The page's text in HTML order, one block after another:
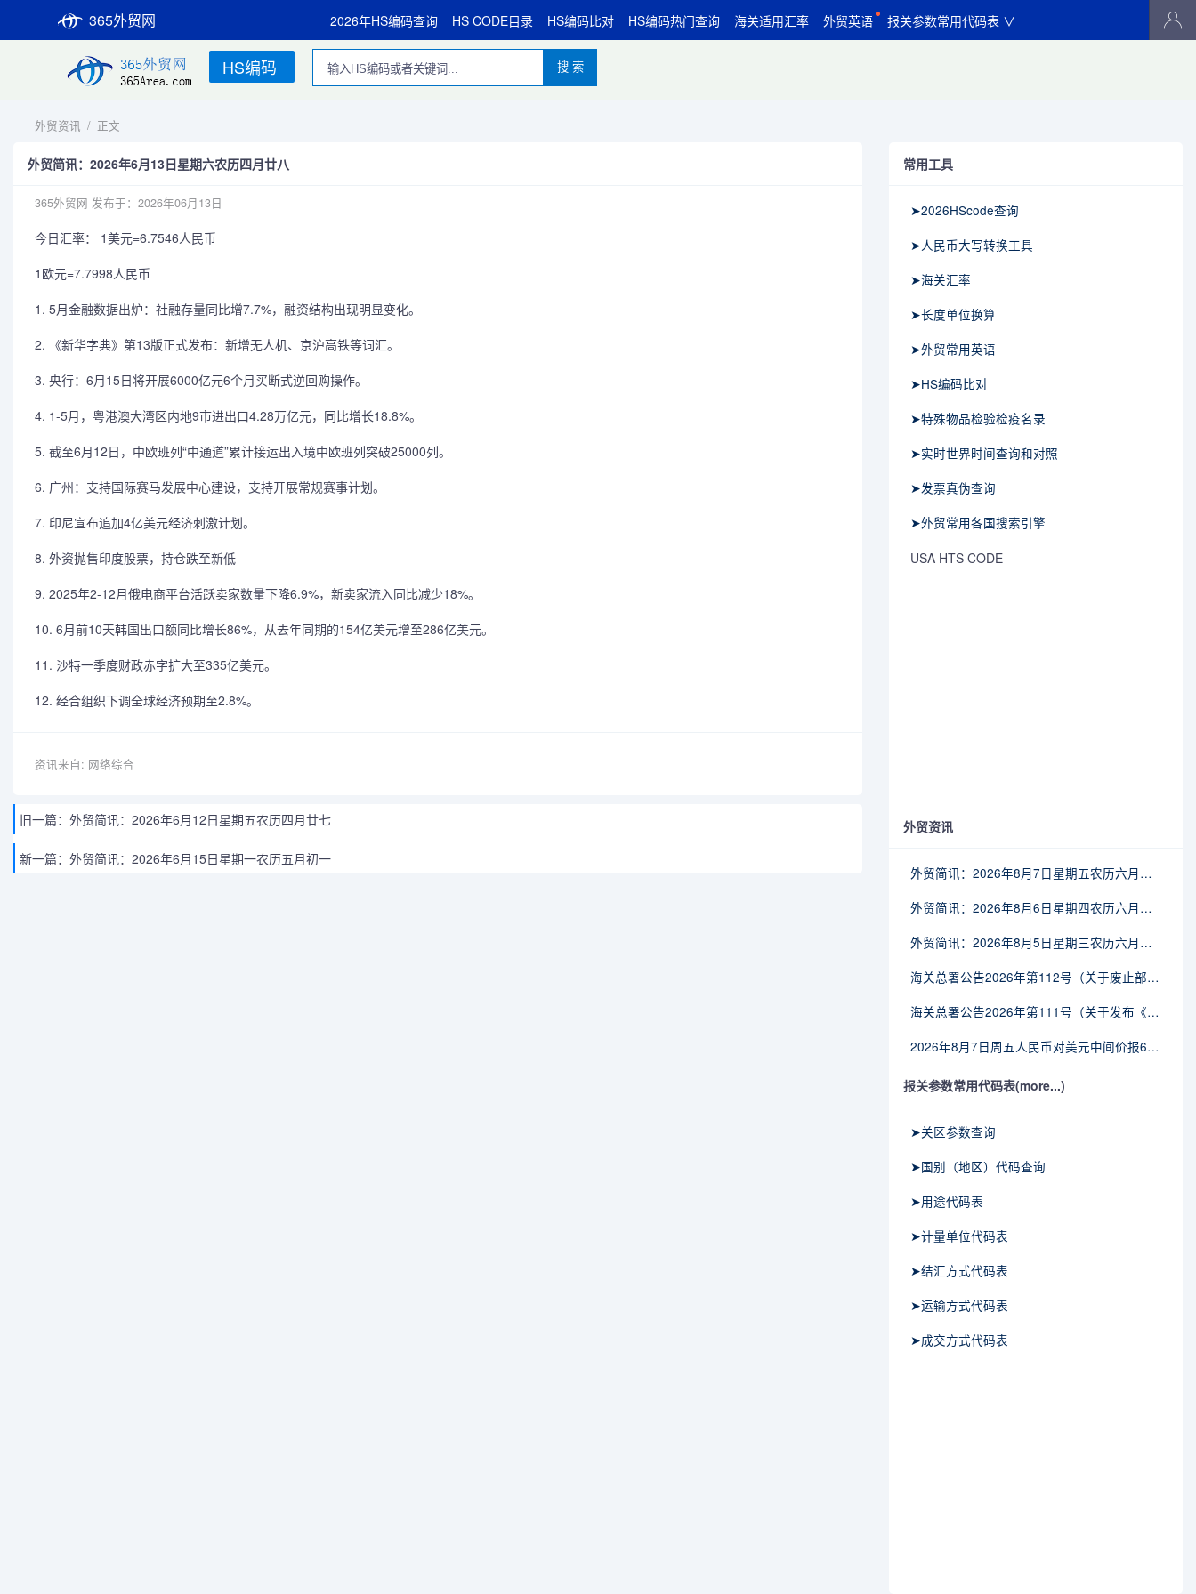
365外贸网 2026年HS编码查询 HS CODE目录 HS编码比对 HS编码热门查询 海关适用汇率 外贸英语 报关参数常用代码表 ∨
HS编码 搜 索
外贸资讯 / 正文
外贸简讯：2026年6月13日星期六农历四月廿八
365外贸网 发布于：2026年06月13日
今日汇率： 1美元=6.7546人民币
1欧元=7.7998人民币
1. 5月金融数据出炉：社融存量同比增7.7%，融资结构出现明显变化。
2. 《新华字典》第13版正式发布：新增无人机、京沪高铁等词汇。
3. 央行：6月15日将开展6000亿元6个月买断式逆回购操作。
4. 1-5月，粤港澳大湾区内地9市进出口4.28万亿元，同比增长18.8%。
5. 截至6月12日，中欧班列“中通道”累计接运出入境中欧班列突破25000列。
6. 广州：支持国际赛马发展中心建设，支持开展常规赛事计划。
7. 印尼宣布追加4亿美元经济刺激计划。
8. 外资抛售印度股票，持仓跌至新低
9. 2025年2-12月俄电商平台活跃卖家数量下降6.9%，新卖家流入同比减少18%。
10. 6月前10天韩国出口额同比增长86%，从去年同期的154亿美元增至286亿美元。
11. 沙特一季度财政赤字扩大至335亿美元。
12. 经合组织下调全球经济预期至2.8%。
资讯来自: 网络综合
旧一篇： 外贸简讯：2026年6月12日星期五农历四月廿七
新一篇： 外贸简讯：2026年6月15日星期一农历五月初一
常用工具
➤2026HScode查询
➤人民币大写转换工具
➤海关汇率
➤长度单位换算
➤外贸常用英语
➤HS编码比对
➤特殊物品检验检疫名录
➤实时世界时间查询和对照
➤发票真伪查询
➤外贸常用各国搜索引擎
USA HTS CODE
外贸资讯
外贸简讯：2026年8月7日星期五农历六月廿五
外贸简讯：2026年8月6日星期四农历六月廿四
外贸简讯：2026年8月5日星期三农历六月廿三
海关总署公告2026年第112号（关于废止部分卫生检疫类规范性文件的公告）
海关总署公告2026年第111号（关于发布《进出境动植物检疫处理监督管理工作规定》《进出境卫生处理监督管理工作规定》的公告）
2026年8月7日周五人民币对美元中间价报6.7904调贬9个基点
报关参数常用代码表(more...)
➤关区参数查询
➤国别（地区）代码查询
➤用途代码表
➤计量单位代码表
➤结汇方式代码表
➤运输方式代码表
➤成交方式代码表